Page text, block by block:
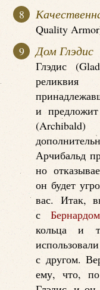
Quality
Дом Глэдис
Глэдис
и
Арчибальд
но
он будет
вас. Итак,
с Бернардом
кольца и
с другом.
ему, что,